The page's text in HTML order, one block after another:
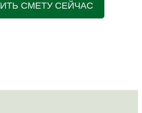
СМЕТУ СЕЙЧАС